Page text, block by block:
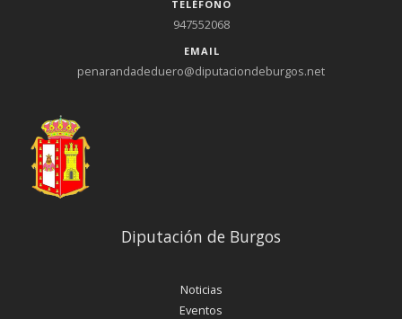
TELÉFONO
947552068
EMAIL
penarandadeduero@diputaciondeburgos.net
Diputación de Burgos
Noticias
Eventos